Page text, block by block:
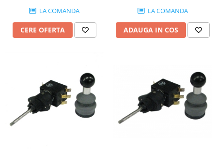
LA COMANDA
CERE OFERTA
LA COMANDA
ADAUGA IN COS